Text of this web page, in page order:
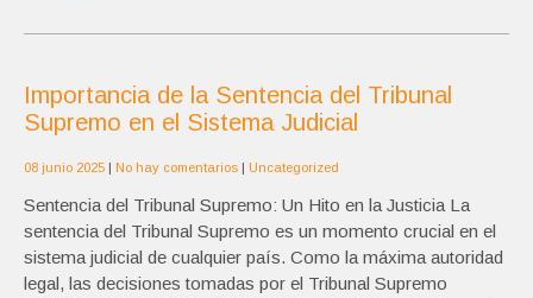
Importancia de la Sentencia del Tribunal
Supremo en el Sistema Judicial
08 junio 2025 No hay comentarios Uncategorized
Sentencia del Tribunal Supremo: Un Hito en la Justicia La
sentencia del Tribunal Supremo es un momento crucial en el
sistema judicial de cualquier país. Como la máxima autoridad
legal, las decisiones tomadas por el Tribunal Supremo